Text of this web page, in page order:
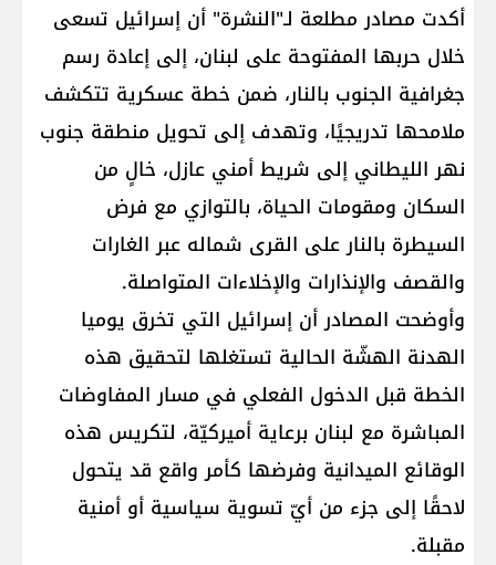
أكدت مصادر مطلعة لـ"النشرة" أن ​إسرائيل​ تسعى
خلال حربها المفتوحة على ​لبنان​، إلى إعادة رسم
جغرافية الجنوب بالنار، ضمن خطة عسكرية تتكشف
ملامحها تدريجيًا، وتهدف إلى تحويل منطقة جنوب ​
نهر الليطاني​ إلى شريط أمني عازل، خالٍ من
السكان ومقومات الحياة، بالتوازي مع فرض
السيطرة بالنار على القرى شماله عبر الغارات
والقصف والإنذارات والإخلاءات المتواصلة.
وأوضحت المصادر أن إسرائيل التي تخرق يوميا
الهدنة الهشّة الحالية تستغلها لتحقيق هذه
الخطة قبل الدخول الفعلي في مسار ​المفاوضات​
المباشرة مع لبنان برعاية أميركيّة، لتكريس هذه
الوقائع الميدانية وفرضها كأمر واقع قد يتحول
لاحقًا إلى جزء من أيّ تسوية سياسية أو أمنية
مقبلة.